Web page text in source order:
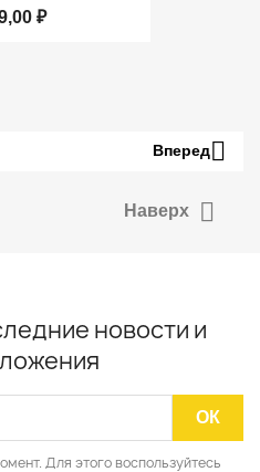
₽
Вперед
Наверх 
новости и
Для этого воспользуйтесь